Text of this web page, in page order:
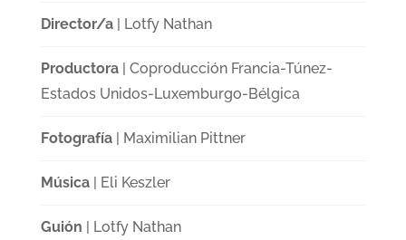
Director/a| Lotfy Nathan
Productora| Coproducción Francia-Túnez-
Estados Unidos-Luxemburgo-Bélgica
Fotografía| Maximilian Pittner
Música| Eli Keszler
Guión | Lotfy Nathan